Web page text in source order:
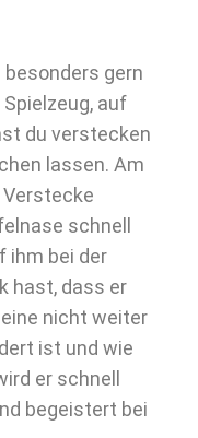
gern
auf
du verstecken
lassen. Am
schnell
ihm bei der
hast, dass er
nicht weiter
ist und wie
er schnell
begeistert bei